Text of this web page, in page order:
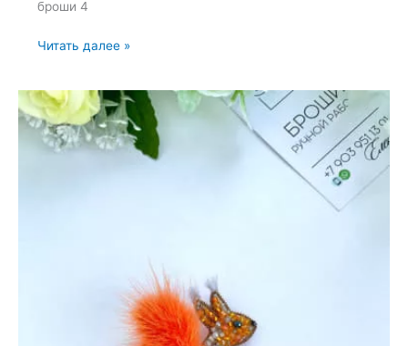
броши 4
Брошь
23
мая
2022
Читать далее »